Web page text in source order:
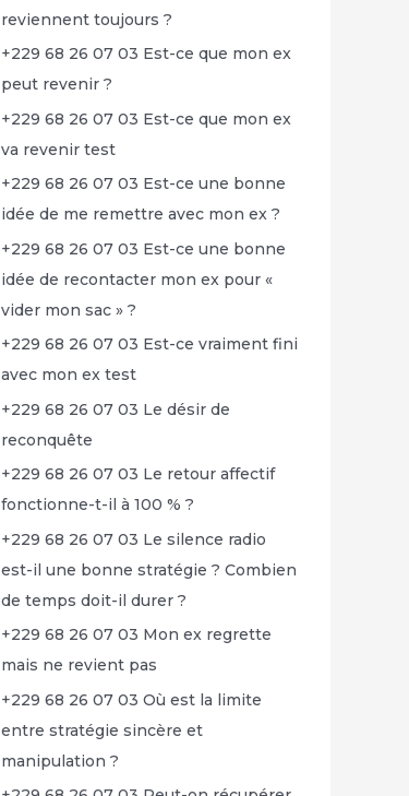
reviennent toujours ?
+229 68 26 07 03 Est-ce que mon ex
peut revenir ?
+229 68 26 07 03 Est-ce que mon ex
va revenir test
+229 68 26 07 03 Est-ce une bonne
idée de me remettre avec mon ex ?
+229 68 26 07 03 Est-ce une bonne
idée de recontacter mon ex pour «
vider mon sac » ?
+229 68 26 07 03 Est-ce vraiment fini
avec mon ex test
+229 68 26 07 03 Le désir de
reconquête
+229 68 26 07 03 Le retour affectif
fonctionne-t-il à 100 % ?
+229 68 26 07 03 Le silence radio
est-il une bonne stratégie ? Combien
de temps doit-il durer ?
+229 68 26 07 03 Mon ex regrette
mais ne revient pas
+229 68 26 07 03 Où est la limite
entre stratégie sincère et
manipulation ?